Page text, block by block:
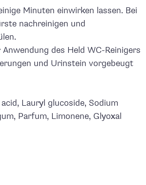
Minuten einwirken lassen. Bei
nachreinigen und
Anwendung des Held WC-Reinigers
und Urinstein vorgebeugt
Lauryl glucoside, Sodium
Parfum, Limonene, Glyoxal